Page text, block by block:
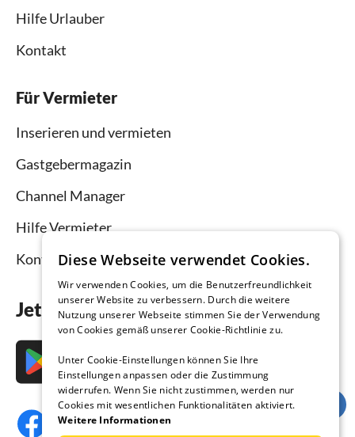
Hilfe Urlauber
Kontakt
Für Vermieter
Inserieren und vermieten
Gastgebermagazin
Channel Manager
Hilfe Vermieter
Kontakt
Jetzt die App downloaden
Diese Webseite verwendet Cookies.
Wir verwenden Cookies, um die Benutzerfreundlichkeit
unserer Website zu verbessern. Durch die weitere
Nutzung unserer Webseite stimmen Sie der Verwendung
von Cookies gemäß unserer Cookie-Richtlinie zu.
Unter Cookie-Einstellungen können Sie Ihre
Einstellungen anpassen oder die Zustimmung
widerrufen. Wenn Sie nicht zustimmen, werden nur
Cookies mit wesentlichen Funktionalitäten aktiviert.
Weitere Informationen